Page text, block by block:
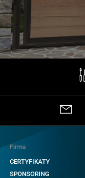
Firma
CERTYFIKATY
SPONSORING